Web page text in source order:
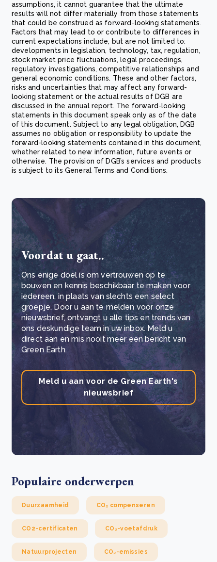
assumptions, it cannot guarantee that the ultimate
results will not differ materially from those statements
that could be construed as forward-looking statements.
Factors that may lead to or contribute to differences in
current expectations include, but are not limited to:
developments in legislation, technology, tax, regulation,
stock market price fluctuations, legal proceedings,
regulatory investigations, competitive relationships and
general economic conditions. These and other factors,
risks and uncertainties that may affect any forward-
looking statement or the actual results of DGB are
discussed in the annual report. The forward-looking
statements in this document speak only as of the date
of this document. Subject to any legal obligation, DGB
assumes no obligation or responsibility to update the
forward-looking statements contained in this document,
whether related to new information, future events or
otherwise. The provision of DGB’s services and products
is subject to its General Terms and Conditions.
Voordat u gaat..
Ons enige doel is om vertrouwen op te
bouwen en kennis beschikbaar te maken voor
iedereen, in plaats van slechts een select
groepje. Door u aan te melden voor onze
nieuwsbrief, ontvangt u alle tips en trends van
ons deskundige team in uw inbox. Meld u
direct aan en mis nooit meer een bericht van
Green Earth.
Meld u aan voor de Green Earth's
nieuwsbrief
Populaire onderwerpen
Duurzaamheid CO₂ compenseren
CO2-certificaten CO₂-voetafdruk
Natuurprojecten CO₂-emissies